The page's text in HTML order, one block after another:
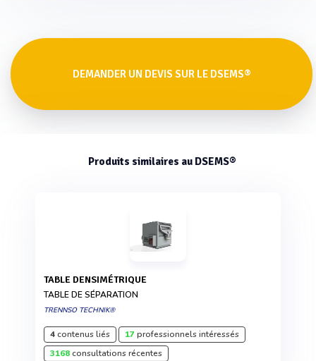
DEMANDER UN DEVIS SUR LE DSEMS®
Produits similaires au DSEMS®
TABLE DENSIMÉTRIQUE
TABLE DE SÉPARATION
TRENNSO TECHNIK®
4contenus liés 17professionnels intéressés
3168consultations récentes